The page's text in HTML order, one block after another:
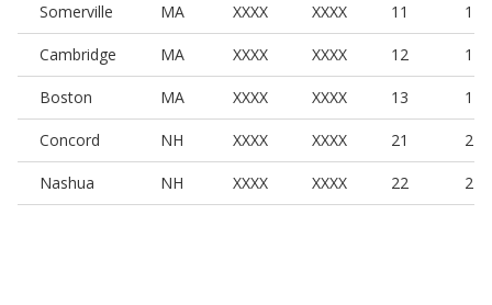
Somerville MA XXXX XXXX 11 1
Cambridge MA XXXX XXXX 12 1
Boston MA XXXX XXXX 13 1
Concord NH XXXX XXXX 21 2
Nashua NH XXXX XXXX 22 2